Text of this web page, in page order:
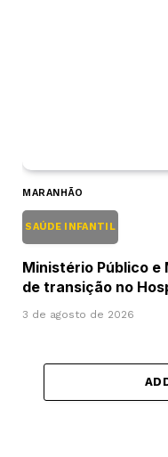
MARANHÃO
SAÚDE INFANTIL
Ministério Público e
de transição no
3 de agosto de 2026